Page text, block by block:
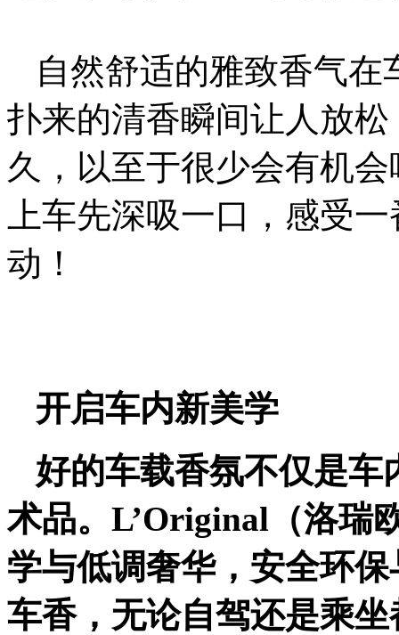
自然舒适的雅致香气
扑来的清香瞬间让人放
久，以至于很少会有机
上车先深吸一口，感受
动！
开启车内新美学
好的车载香氛不仅是车
术品。L’Original（洛瑞
学与低调奢华，安全环
车香，无论自驾还是乘坐